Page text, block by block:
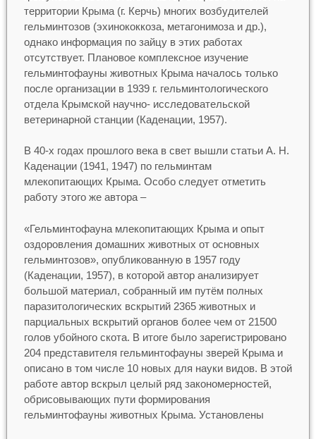
территории Крыма (г. Керчь) многих возбудителей
гельминтозов (эхинококкоза, метагонимоза и др.),
однако информация по зайцу в этих работах
отсутствует. Плановое комплексное изучение
гельминтофауны животных Крыма началось только
после организации в 1939 г. гельминтологического
отдела Крымской научно- исследовательской
ветеринарной станции (Каденации, 1957).
В 40-х годах прошлого века в свет вышли статьи А. Н.
Каденации (1941, 1947) по гельминтам
млекопитающих Крыма. Особо следует отметить
работу этого же автора –
«Гельминтофауна млекопитающих Крыма и опыт
оздоровления домашних животных от основных
гельминтозов», опубликованную в 1957 году
(Каденации, 1957), в которой автор анализирует
большой материал, собранный им путём полных
паразитологических вскрытий 2365 животных и
парциальных вскрытий органов более чем от 21500
голов убойного скота. В итоге было зарегистрировано
204 представителя гельминтофауны зверей Крыма и
описано в том числе 10 новых для науки видов. В этой
работе автор вскрыл целый ряд закономерностей,
обрисовывающих пути формирования
гельминтофауны животных Крыма. Установлены